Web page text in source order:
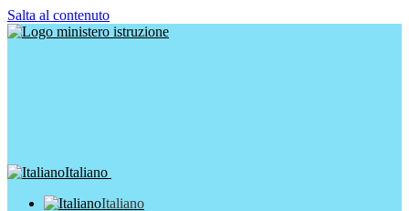
Salta al contenuto
Italiano
Italiano